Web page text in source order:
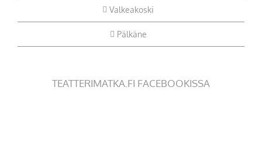
Valkeakoski
Pälkäne
TEATTERIMATKA.FI FACEBOOKISSA